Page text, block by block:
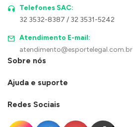
Telefones SAC:
32 3532-8387 / 32 3531-5242
Atendimento E-mail:
atendimento@esportelegal.com.br
Sobre nós
Ajuda e suporte
Redes Sociais